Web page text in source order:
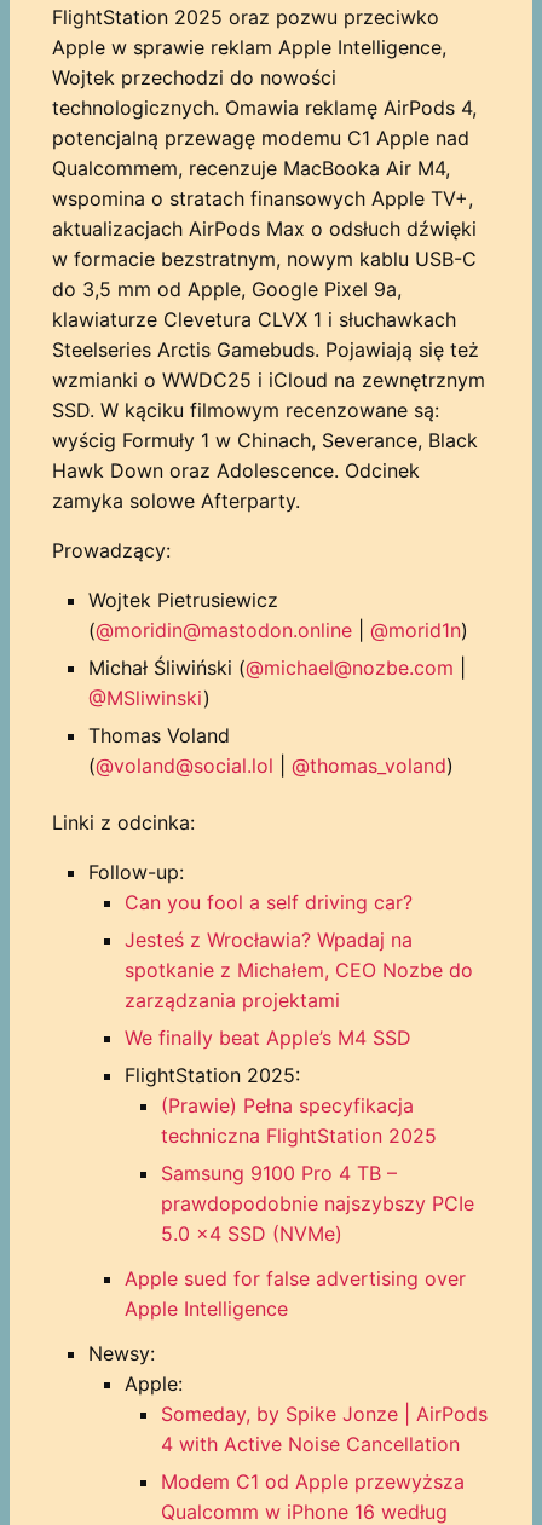
FlightStation 2025 oraz pozwu przeciwko
Apple w sprawie reklam Apple Intelligence,
Wojtek przechodzi do nowości
technologicznych. Omawia reklamę AirPods 4,
potencjalną przewagę modemu C1 Apple nad
Qualcommem, recenzuje MacBooka Air M4,
wspomina o stratach finansowych Apple TV+,
aktualizacjach AirPods Max o odsłuch dźwięki
w formacie bezstratnym, nowym kablu USB-C
do 3,5 mm od Apple, Google Pixel 9a,
klawiaturze Clevetura CLVX 1 i słuchawkach
Steelseries Arctis Gamebuds. Pojawiają się też
wzmianki o WWDC25 i iCloud na zewnętrznym
SSD. W kąciku filmowym recenzowane są:
wyścig Formuły 1 w Chinach, Severance, Black
Hawk Down oraz Adolescence. Odcinek
zamyka solowe Afterparty.
Prowadzący:
Wojtek Pietrusiewicz
(@moridin@mastodon.online| @morid1n)
Michał Śliwiński (@michael@nozbe.com
@MSliwinski)
Thomas Voland
(@voland@social.lol @thomas_voland)
Linki z odcinka:
Follow-up:
Can you fool a self driving car?
Jesteś z Wrocławia? Wpadaj na
spotkanie z Michałem, CEO Nozbe do
zarządzania projektami
We finally beat Apple’s M4 SSD
FlightStation 2025:
(Prawie) Pełna specyfikacja
techniczna FlightStation 2025
Samsung 9100 Pro 4 TB –
prawdopodobnie najszybszy PCIe
5.0 x4 SSD (NVMe)
Apple sued for false advertising over
Apple Intelligence
Newsy:
Apple:
Someday, by Spike Jonze | AirPods
4 with Active Noise Cancellation
Modem C1 od Apple przewyższa
Qualcomm w iPhone 16 według